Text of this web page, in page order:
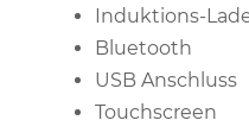
Induktions-
Bluetooth
USB Anschluss
Touchscreen